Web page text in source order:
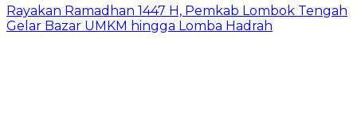
Rayakan Ramadhan 1447 H, Pemkab Lombok Tengah
Gelar Bazar UMKM hingga Lomba Hadrah